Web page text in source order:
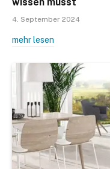
4. September 2024
mehr lesen